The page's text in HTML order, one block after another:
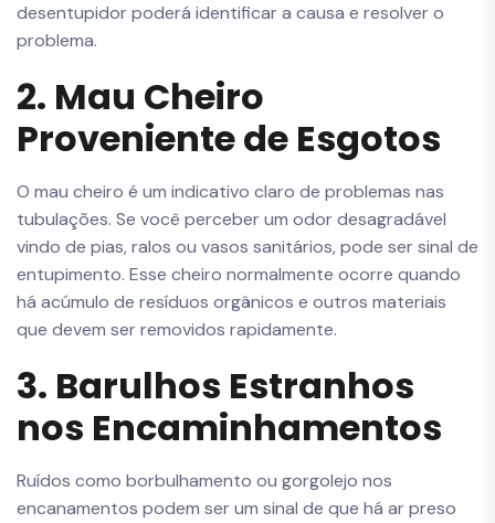
desentupidor poderá identificar a causa e resolver o
problema.
2. Mau Cheiro
Proveniente de Esgotos
O mau cheiro é um indicativo claro de problemas nas
tubulações. Se você perceber um odor desagradável
vindo de pias, ralos ou vasos sanitários, pode ser sinal de
entupimento. Esse cheiro normalmente ocorre quando
há acúmulo de resíduos orgânicos e outros materiais
que devem ser removidos rapidamente.
3. Barulhos Estranhos
nos Encaminhamentos
Ruídos como borbulhamento ou gorgolejo nos
encanamentos podem ser um sinal de que há ar preso